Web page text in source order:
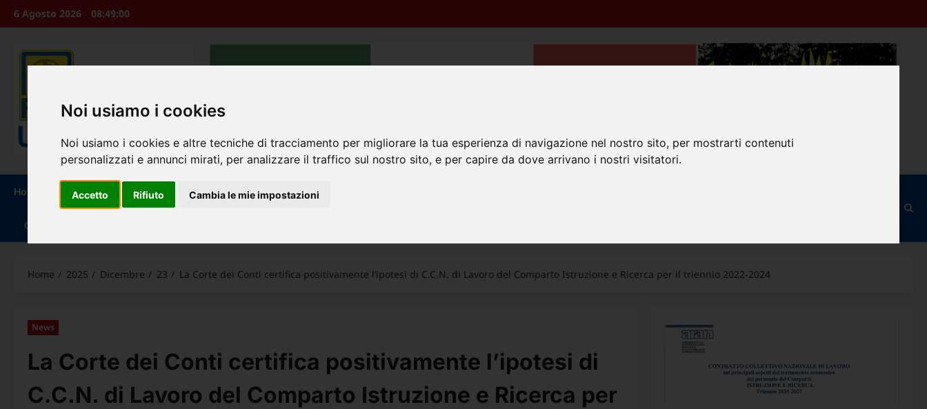
Noi usiamo i cookies
Noi usiamo i cookies e altre tecniche di tracciamento per migliorare la tua esperienza di navigazione nel nostro sito, per mostrarti contenuti
personalizzati e annunci mirati, per analizzare il traffico sul nostro sito, e per capire da dove arrivano i nostri visitatori.
Accetto Rifiuto Cambia le mie impostazioni
6 Agosto 2026 08:49:00
Home Chi Siamo Leggi e Decreti Circolari /Messaggi INPS
Contatti
Home 2025 Dicembre 23 La Corte dei Conti certifica positivamente l’ipotesi di C.C.N. di Lavoro del Comparto Istruzione e Ricerca per il triennio 2022-2024
News
La Corte dei Conti certifica positivamente l’ipotesi di
C.C.N. di Lavoro del Comparto Istruzione e Ricerca per